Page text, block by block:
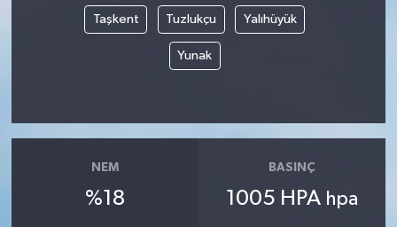
Taşkent Tuzlukçu Yalıhüyük
Yunak
NEM
%18
BASINÇ
1005 HPA hpa